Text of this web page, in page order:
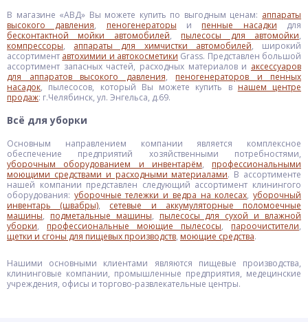
В магазине «АВД» Вы можете купить по выгодным ценам: аппараты
высокого давления, пеногенераторы и пенные насадки для
бесконтактной мойки автомобилей, пылесосы для автомойки,
компрессоры, аппараты для химчистки автомобилей, широкий
ассортимент автохимии и автокосметики Grass. Представлен большой
ассортимент запасных частей, расходных материалов и аксессуаров
для аппаратов высокого давления, пеногенераторов и пенных
насадок, пылесосов, который Вы можете купить в нашем центре
продаж: г.Челябинск, ул. Энгельса, д.69.
Всё для уборки
Основным направлением компании является комплексное
обеспечение предприятий хозяйственными потребностями,
уборочным оборудованием и инвентарём, профессиональными
моющими средствами и расходными материалами. В ассортименте
нашей компании представлен следующий ассортимент клинингого
оборудования: уборочные тележки и ведра на колесах,уборочный
инвентарь (швабры), сетевые и аккумуляторные поломоечные
машины, подметальные машины, пылесосы для сухой и влажной
уборки, профессиональные моющие пылесосы, пароочистители,
щетки и сгоны для пищевых производств, моющие средства.
Нашими основными клиентами являются пищевые производства,
клининговые компании, промышленные предприятия, медецинские
учреждения, офисы и торгово-развлекательные центры.